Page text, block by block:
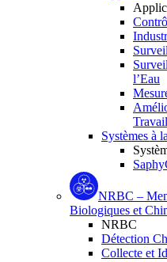
l’Eau
Systèmes à
NRBC –
Biologiques et
NRBC
Détection
Collecte et